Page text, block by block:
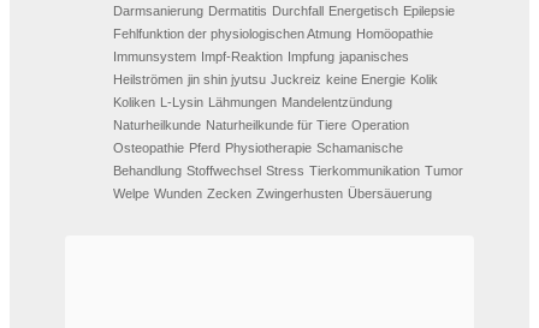
Darmsanierung Dermatitis Durchfall Energetisch Epilepsie
Fehlfunktion der physiologischen Atmung Homöopathie
Immunsystem Impf-Reaktion Impfung japanisches
Heilströmen jin shin jyutsu Juckreiz keine Energie Kolik
Koliken L-Lysin Lähmungen Mandelentzündung
Naturheilkunde Naturheilkunde für Tiere Operation
Osteopathie Pferd Physiotherapie Schamanische
Behandlung Stoffwechsel Stress Tierkommunikation Tumor
Welpe Wunden Zecken Zwingerhusten Übersäuerung